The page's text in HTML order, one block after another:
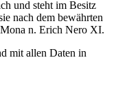
und steht im Besitz
nach dem bewährten
n. Erich Nero XI.
mit allen Daten in